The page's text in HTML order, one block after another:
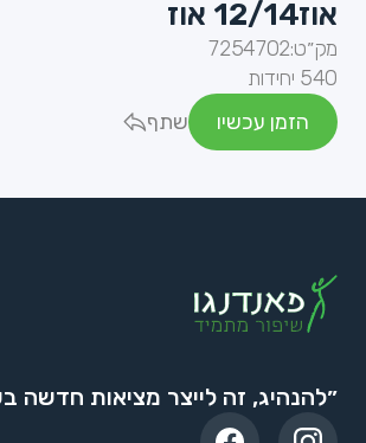
אוז12/14 אוז
מק״ט:7254702
540 יחידות
הזמן עכשיו
שתף
״להנהיג, זה לייצר מציאות חדשה